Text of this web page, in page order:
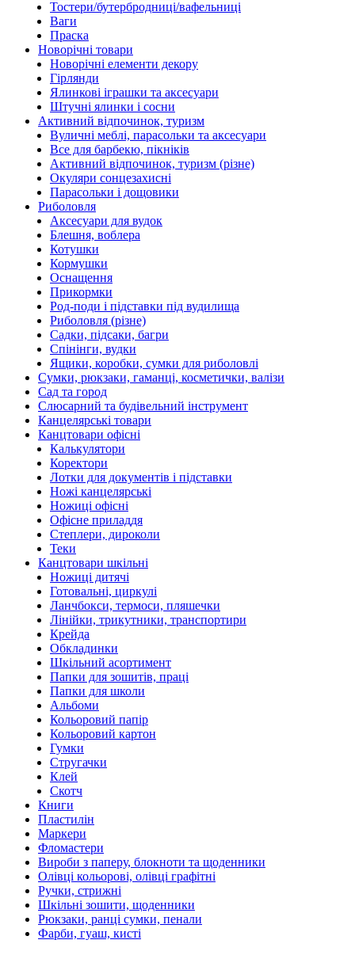
Тостери/бутербродниці/вафельниці
Ваги
Праска
Новорічні товари
Новорічні елементи декору
Гірлянди
Ялинкові іграшки та аксесуари
Штучні ялинки і сосни
Активний відпочинок, туризм
Вуличні меблі, парасольки та аксесуари
Все для барбекю, пікніків
Активний відпочинок, туризм (різне)
Окуляри сонцезахисні
Парасольки і дощовики
Риболовля
Аксесуари для вудок
Блешня, воблера
Котушки
Кормушки
Оснащення
Прикормки
Род-поди і підставки під вудилища
Риболовля (різне)
Садки, підсаки, багри
Спінінги, вудки
Ящики, коробки, сумки для риболовлі
Сумки, рюкзаки, гаманці, косметички, валізи
Сад та город
Слюсарний та будівельний інструмент
Канцелярські товари
Канцтовари офісні
Калькулятори
Коректори
Лотки для документів і підставки
Ножі канцелярські
Ножиці офісні
Офісне приладдя
Степлери, дироколи
Теки
Канцтовари шкільні
Ножиці дитячі
Готовальні, циркулі
Ланчбокси, термоси, пляшечки
Лінійки, трикутники, транспортири
Крейда
Обкладинки
Шкільний асортимент
Папки для зошитів, праці
Папки для школи
Альбоми
Кольоровий папір
Кольоровий картон
Гумки
Стругачки
Клей
Скотч
Книги
Пластилін
Маркери
Фломастери
Вироби з паперу, блокноти та щоденники
Олівці кольорові, олівці графітні
Ручки, стрижні
Шкільні зошити, щоденники
Рюкзаки, ранці сумки, пенали
Фарби, гуаш, кисті